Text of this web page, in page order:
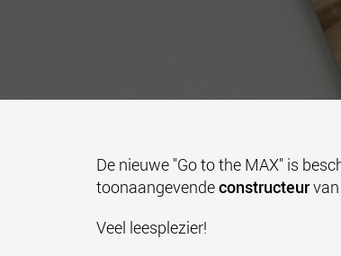
De nieuwe "Go to the MAX" is
toonaangevendeconstructeurvan
Veel leesplezier!